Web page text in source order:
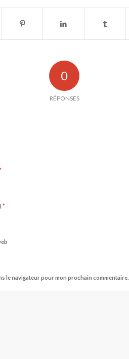
0
RÉPONSES
*
le navigateur pour mon prochain commentaire.